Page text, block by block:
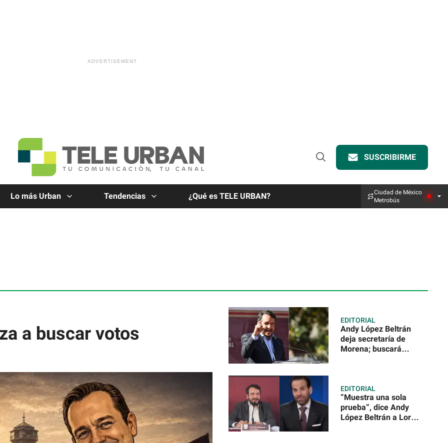
Open
SUSCRIBIRME
Lo más Urban Tendencias ¿Qué es TELE URBAN?
Ciudad de México
Metrobús
a buscar votos
EDITORIAL
Andy López Beltrán
deja secretaría de
Morena; buscará
EDITORIAL
“Muestra una sola
prueba”, dice Andy
López Beltrán a Loret